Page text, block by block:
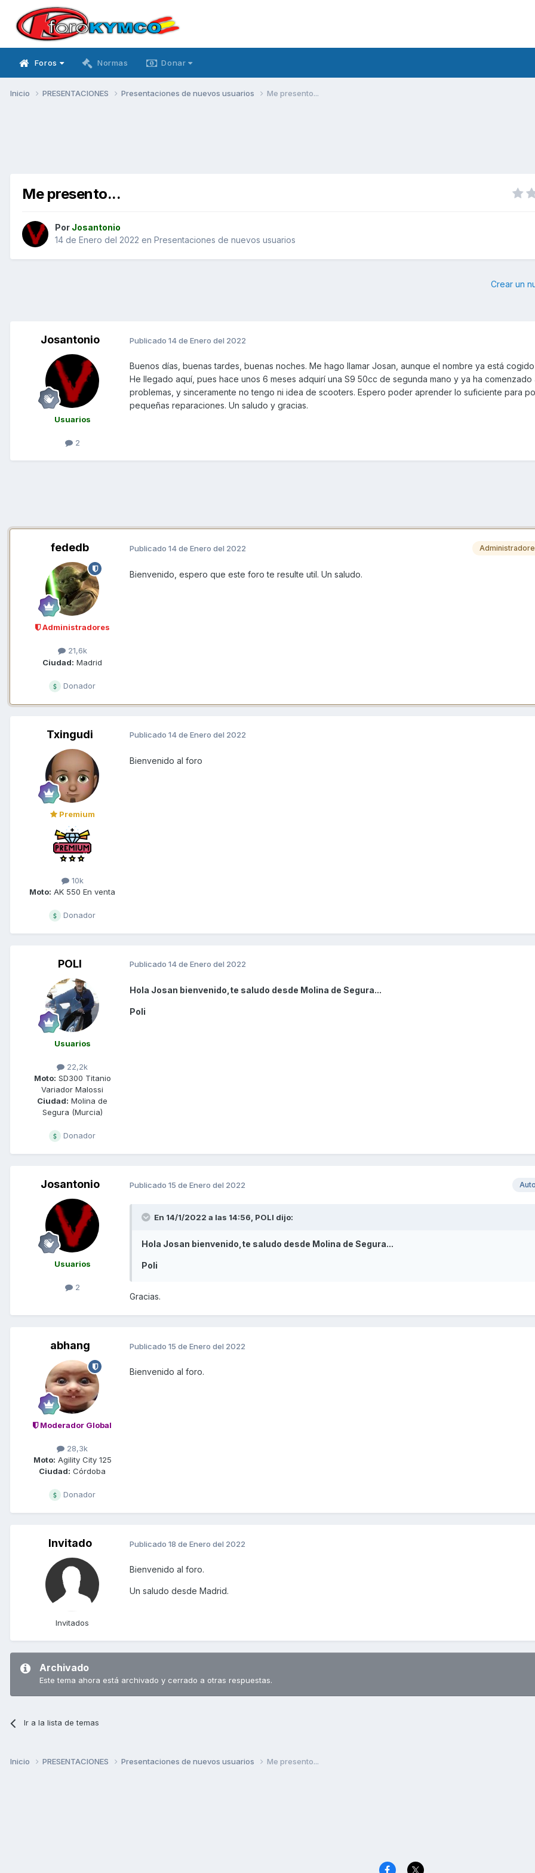
Foros Normas Donar
Inicio PRESENTACIONES Presentaciones de nuevos usuarios Me presento...
Me presento...
Por Josantonio
14 de Enero del 2022 en Presentaciones de nuevos usuarios
Crear un
Josantonio
Usuarios
2
Publicado 14 de Enero del 2022
Buenos días, buenas tardes, buenas noches. Me hago llamar Josan, aunque el nombre ya está
He llegado aquí, pues hace unos 6 meses adquirí una S9 50cc de segunda mano y ya ha comenzado
problemas, y sinceramente no tengo ni idea de scooters. Espero poder aprender lo suficiente para
pequeñas reparaciones. Un saludo y gracias.
fededb
Administradores
21,6k
Ciudad: Madrid
Donador
Publicado 14 de Enero del 2022
Bienvenido, espero que este foro te resulte util. Un saludo.
Txingudi
Premium
10k
Moto: AK 550 En venta
Donador
Publicado 14 de Enero del 2022
Bienvenido al foro
POLI
Usuarios
22,2k
Moto: SD300 Titanio
Variador Malossi
Ciudad: Molina de
Segura (Murcia)
Donador
Publicado 14 de Enero del 2022
Hola Josan bienvenido,te saludo desde Molina de Segura...
Poli
Josantonio
Usuarios
2
Publicado 15 de Enero del 2022
En 14/1/2022 a las 14:56, POLI dijo:
Hola Josan bienvenido,te saludo desde Molina de Segura...
Poli
Gracias.
abhang
Moderador Global
28,3k
Moto: Agility City 125
Ciudad: Córdoba
Donador
Publicado 15 de Enero del 2022
Bienvenido al foro.
Invitado
Invitados
Publicado 18 de Enero del 2022
Bienvenido al foro.
Un saludo desde Madrid.
Archivado
Este tema ahora está archivado y cerrado a otras respuestas.
Ir a la lista de temas
Inicio PRESENTACIONES Presentaciones de nuevos usuarios Me presento...